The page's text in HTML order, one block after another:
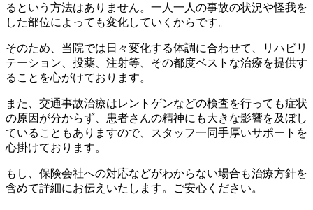
るという方法はありません。一人一人の事故の状況や怪我を
した部位によっても変化していくからです。
そのため、当院では日々変化する体調に合わせて、リハビリ
テーション、投薬、注射等、その都度ベストな治療を提供す
ることを心がけております。
また、交通事故治療はレントゲンなどの検査を行っても症状
の原因が分からず、患者さんの精神にも大きな影響を及ぼし
ていることもありますので、スタッフ一同手厚いサポートを
心掛けております。
もし、保険会社への対応などがわからない場合も治療方針を
含めて詳細にお伝えいたします。ご安心ください。